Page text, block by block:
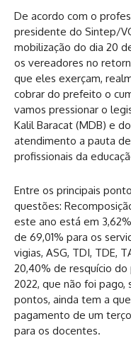
De acordo com o
presidente do Sintep/
mobilização do dia 20
os vereadores no
que eles exerçam,
cobrar do prefeito o
vamos pressionar o
Kalil Baracat (MDB) e
atendimento a pauta
profissionais da
Entre os principais
questões:
este ano está em
de 69,01% para os
vigias, ASG, TDI, TDE,
20,40% de resquício do
2022, que não foi pago,
pontos, ainda tem a
pagamento de um
para os docentes.